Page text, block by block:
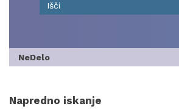
NeDelo
Napredno iskanje